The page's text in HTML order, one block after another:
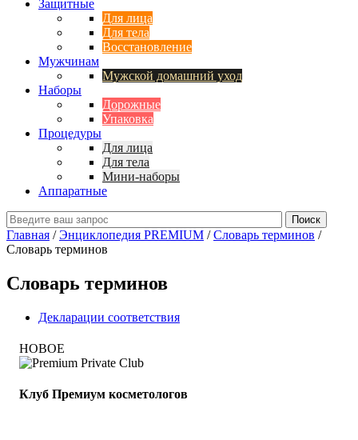
Защитные
Для лица
Для тела
Восстановление
Мужчинам
Мужской домашний уход
Наборы
Дорожные
Упаковка
Процедуры
Для лица
Для тела
Мини-наборы
Аппаратные
Главная /Энциклопедия PREMIUM /Словарь терминов /
Словарь терминов
Cловарь терминов
Декларации соответствия
НОВОЕ
Клуб Премиум косметологов